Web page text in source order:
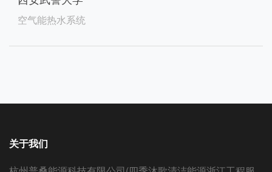
空气能热水系统
关于我们